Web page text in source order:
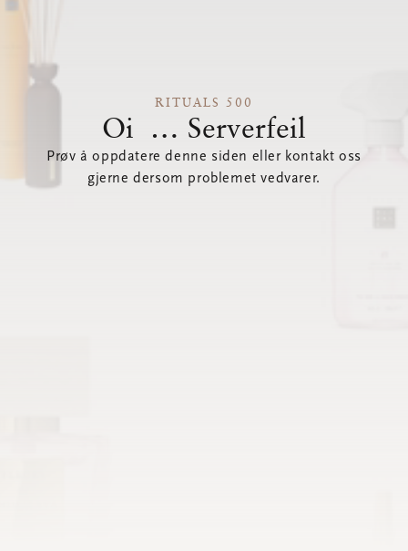
RITUALS 500
Oi … Serverfeil
Prøv å oppdatere denne siden eller kontakt oss
gjerne dersom problemet vedvarer.